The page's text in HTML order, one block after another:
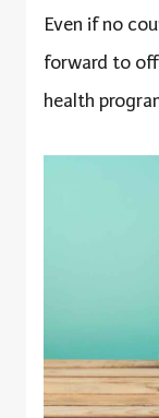
Even if no
forward to
health